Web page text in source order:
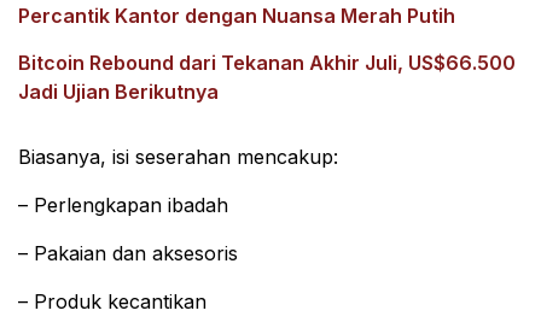
Percantik Kantor dengan Nuansa Merah Putih
Bitcoin Rebound dari Tekanan Akhir Juli, US$66.500
Jadi Ujian Berikutnya
Biasanya, isi seserahan mencakup:
– Perlengkapan ibadah
– Pakaian dan aksesoris
– Produk kecantikan